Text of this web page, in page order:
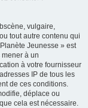
vulgaire,
tout autre contenu qui
Jeunesse » est
à un
à votre fournisseur
IP de tous les
de ces conditions.
déplace ou
cela est nécessaire.